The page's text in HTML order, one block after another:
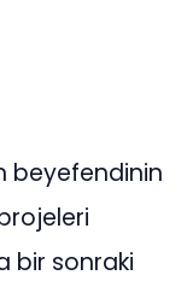
beyefendinin
bir sonraki